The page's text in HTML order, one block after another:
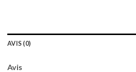
AVIS (0)
Avis